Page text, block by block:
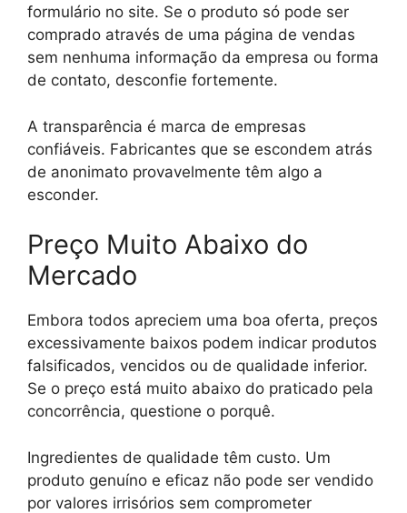
formulário no site. Se o produto só pode ser
comprado através de uma página de vendas
sem nenhuma informação da empresa ou forma
de contato, desconfie fortemente.
A transparência é marca de empresas
confiáveis. Fabricantes que se escondem atrás
de anonimato provavelmente têm algo a
esconder.
Preço Muito Abaixo do
Mercado
Embora todos apreciem uma boa oferta, preços
excessivamente baixos podem indicar produtos
falsificados, vencidos ou de qualidade inferior.
Se o preço está muito abaixo do praticado pela
concorrência, questione o porquê.
Ingredientes de qualidade têm custo. Um
produto genuíno e eficaz não pode ser vendido
por valores irrisórios sem comprometer